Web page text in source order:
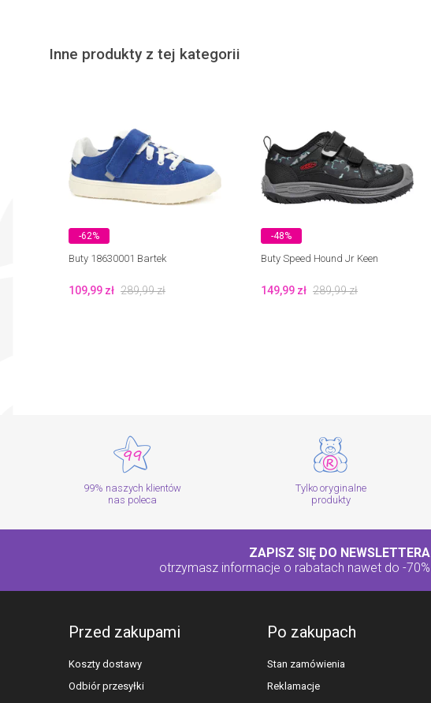
Inne produkty z tej kategorii
-62%
Buty 18630001 Bartek
109,99 zł 289,99zł
-48%
Buty Speed Hound Jr Keen
149,99 zł 289,99zł
99% naszych klientów
nas poleca
Tylko oryginalne
produkty
ZAPISZ SIĘ DO NEWSLETTERA
otrzymasz informacje o rabatach nawet do -70%
Przed zakupami
Koszty dostawy
Odbiór przesyłki
Po zakupach
Stan zamówienia
Reklamacje